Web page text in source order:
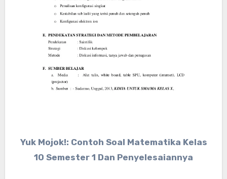
Yuk Mojok!: Contoh Soal Matematika Kelas
10 Semester 1 Dan Penyelesaiannya